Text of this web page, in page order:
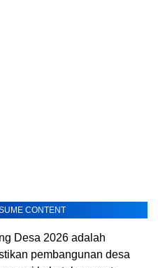
CONTENT
Desa 2026 adalah
pembangunan desa